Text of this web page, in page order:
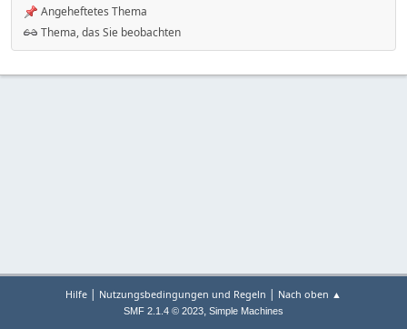
Angeheftetes Thema
Thema, das Sie beobachten
Hilfe | Nutzungsbedingungen und Regeln | Nach oben ▲
SMF 2.1.4 © 2023, Simple Machines